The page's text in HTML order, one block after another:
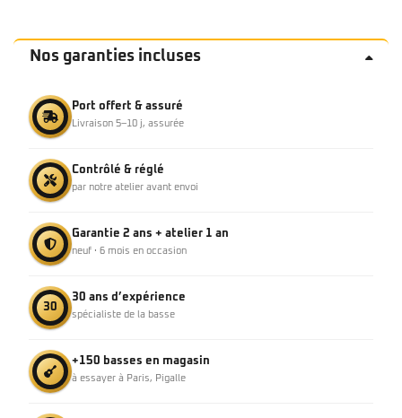
Nos garanties incluses
Port offert & assuré
Livraison 5–10 j, assurée
Contrôlé & réglé
par notre atelier avant envoi
Garantie 2 ans + atelier 1 an
neuf · 6 mois en occasion
30
30 ans d’expérience
spécialiste de la basse
+150 basses en magasin
à essayer à Paris, Pigalle